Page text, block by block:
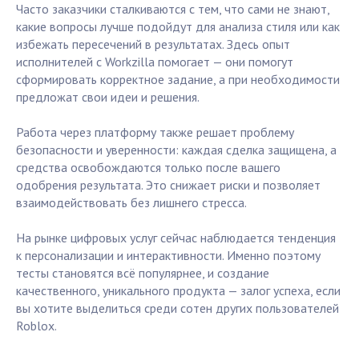
Часто заказчики сталкиваются с тем, что сами не знают,
какие вопросы лучше подойдут для анализа стиля или как
избежать пересечений в результатах. Здесь опыт
исполнителей с Workzilla помогает — они помогут
сформировать корректное задание, а при необходимости
предложат свои идеи и решения.
Работа через платформу также решает проблему
безопасности и уверенности: каждая сделка защищена, а
средства освобождаются только после вашего
одобрения результата. Это снижает риски и позволяет
взаимодействовать без лишнего стресса.
На рынке цифровых услуг сейчас наблюдается тенденция
к персонализации и интерактивности. Именно поэтому
тесты становятся всё популярнее, и создание
качественного, уникального продукта — залог успеха, если
вы хотите выделиться среди сотен других пользователей
Roblox.